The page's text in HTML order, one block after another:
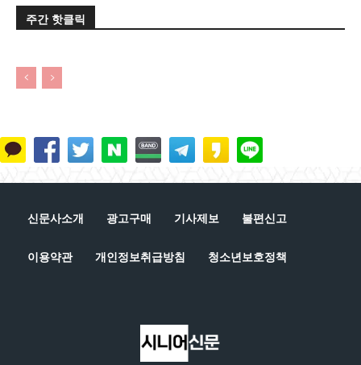
주간 핫클릭
신문사소개 광고구매 기사제보 불편신고
이용약관 개인정보취급방침 청소년보호정책